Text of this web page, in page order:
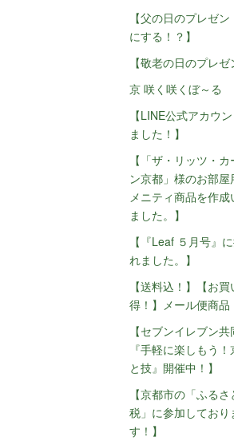
【父の日のプレゼ
にする！？】
【敬老の日のプレゼ
京 咲く咲くぼ～る
【LINE公式アカウ
ました！】
【「ザ・リッツ・カ
ン京都」様のお部屋
メニティ商品を作成
ました。】
【『Leaf ５月号』
れました。】
【送料込！】【お買
得！】メール便商品
【セブンイレブン
『手軽に楽しもう
と技』開催中！】
【京都市の「ふるさ
税」に参加しており
す！】